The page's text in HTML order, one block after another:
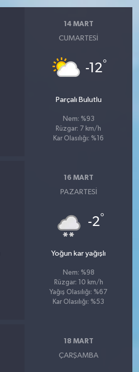
14 MART
CUMARTESI
-12°
Parçalı Bulutlu
Nem: %93
Rüzgar: 7 km/h
Kar Olasılığı: %16
16 MART
PAZARTESI
-2°
Yoğun kar yağışlı
Nem: %98
Rüzgar: 10 km/h
Yağış Olasılığı: %67
Kar Olasılığı: %53
18 MART
ÇARŞAMBA